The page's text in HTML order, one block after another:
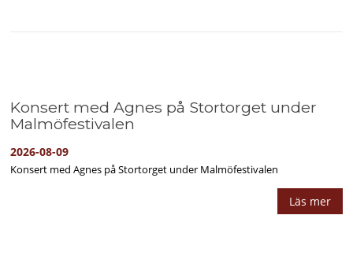
Konsert med Agnes på Stortorget under
Malmöfestivalen
2026-08-09
Konsert med Agnes på Stortorget under Malmöfestivalen
Läs mer